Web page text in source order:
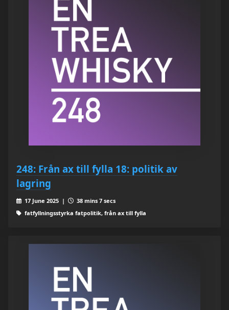
248: Från ax till fylla 18: politik av
lagring
17 June 2025 |
38 mins 7 secs
fatfyllningsstyrka fatpolitik, från ax till fylla